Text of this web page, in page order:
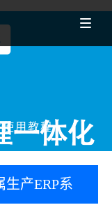
用教程
产ERP系